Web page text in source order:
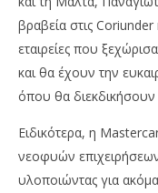
Αρωγός στην
επιχειρήσεων,
εστιάζοντας στη
βραβεία στις
εταιρείες που
και θα έχουν την
όπου θα
Ειδικότερα, η
νεοφυών
υλοποιώντας για